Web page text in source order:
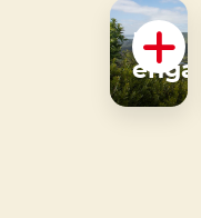
Nos